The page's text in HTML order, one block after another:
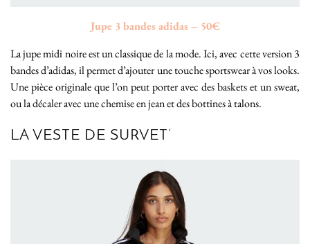
Jupe 3 bandes adidas – 50€
La jupe midi noire est un classique de la mode. Ici, avec cette version 3
bandes d’adidas, il permet d’ajouter une touche sportswear à vos looks.
Une pièce originale que l’on peut porter avec des baskets et un sweat,
ou la décaler avec une chemise en jean et des bottines à talons.
LA VESTE DE SURVET’